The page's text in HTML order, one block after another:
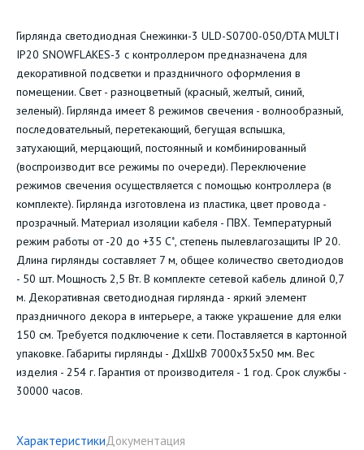
Гирлянда светодиодная Снежинки-3 ULD-S0700-050/DTA MULTI
IP20 SNOWFLAKES-3 с контроллером предназначена для
декоративной подсветки и праздничного оформления в
помещении. Свет - разноцветный (красный, желтый, синий,
зеленый). Гирлянда имеет 8 режимов свечения - волнообразный,
последовательный, перетекающий, бегущая вспышка,
затухающий, мерцающий, постоянный и комбинированный
(воспроизводит все режимы по очереди). Переключение
режимов свечения осуществляется с помощью контроллера (в
комплекте). Гирлянда изготовлена из пластика, цвет провода -
прозрачный. Материал изоляции кабеля - ПВХ. Температурный
режим работы от -20 до +35 С˚, степень пылевлагозащиты IP 20.
Длина гирлянды составляет 7 м, общее количество светодиодов
- 50 шт. Мощность 2,5 Вт. В комплекте сетевой кабель длиной 0,7
м. Декоративная светодиодная гирлянда - яркий элемент
праздничного декора в интерьере, а также украшение для елки
150 см. Требуется подключение к сети. Поставляется в картонной
упаковке. Габариты гирлянды - ДхШхВ 7000х35х50 мм. Вес
изделия - 254 г. Гарантия от производителя - 1 год. Срок службы -
30000 часов.
ХарактеристикиДокументация